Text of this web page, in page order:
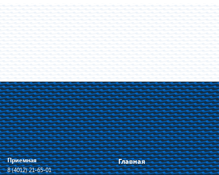
Приемная
8 (4012) 21-65-01
Главная